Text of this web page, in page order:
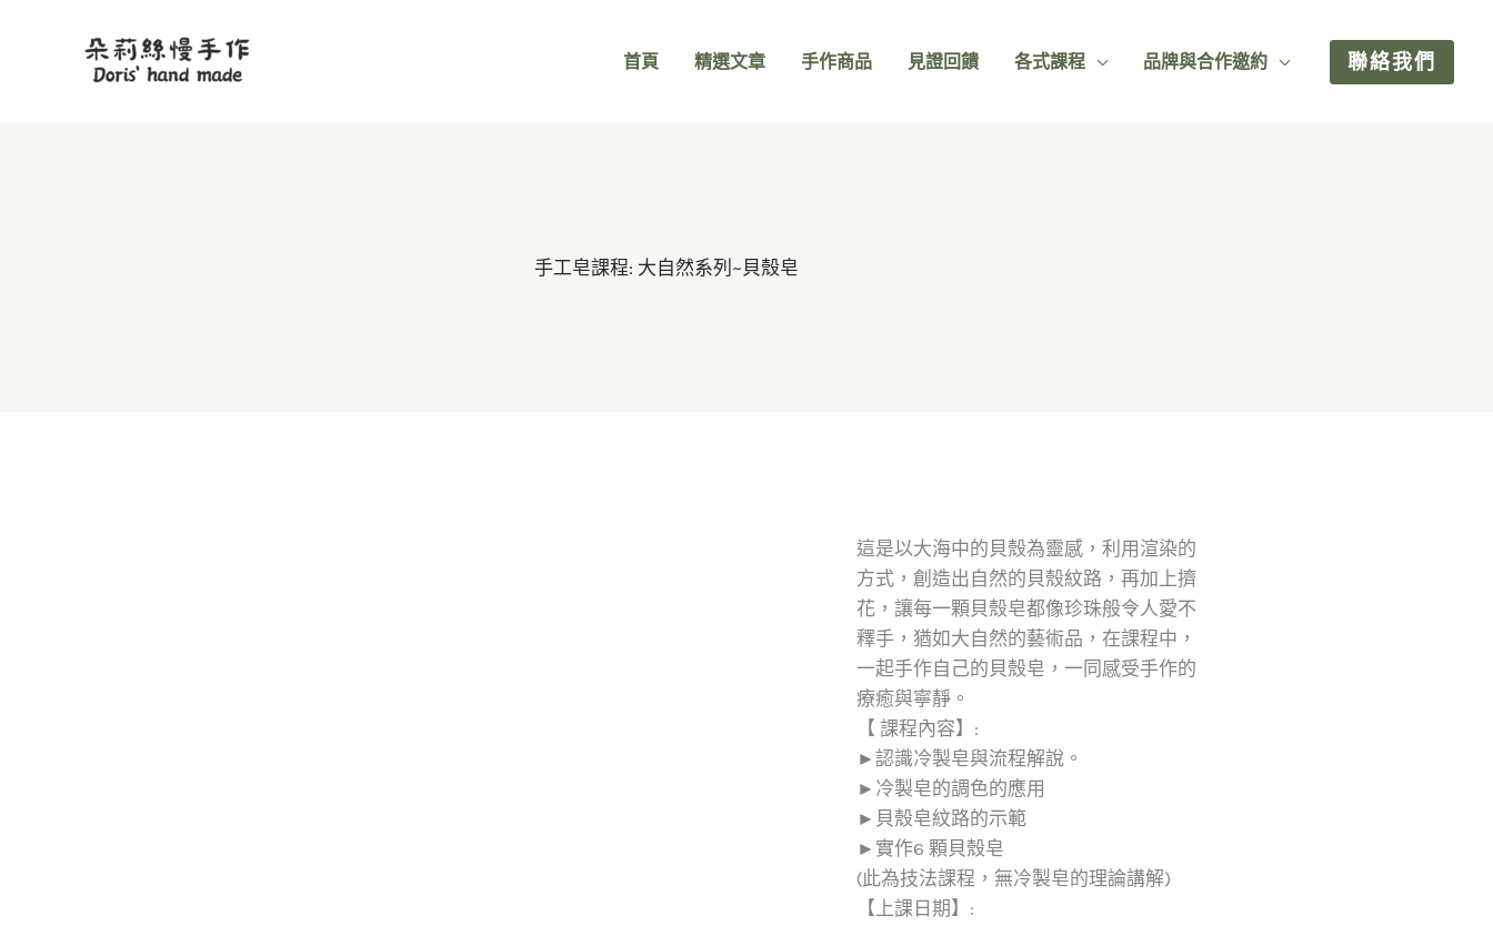
首頁 精選文章 手作商品 見證回饋 各式課程 品牌與合作邀約 聯絡我們
手工皂課程: 大自然系列~貝殼皂
這是以大海中的貝殼為靈感，利用渲染的
方式，創造出自然的貝殼紋路，再加上擠
花，讓每一顆貝殼皂都像珍珠般令人愛不
釋手，猶如大自然的藝術品，在課程中，
一起手作自己的貝殼皂，一同感受手作的
療癒與寧靜。
【 課程內容】:
►認識冷製皂與流程解說。
►冷製皂的調色的應用
►貝殼皂紋路的示範
►實作6 顆貝殼皂
(此為技法課程，無冷製皂的理論講解)
【上課日期】: